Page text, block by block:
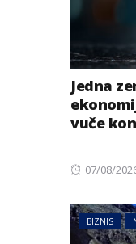
Jedna
vuče
Posted
07/08/
BIZNIS